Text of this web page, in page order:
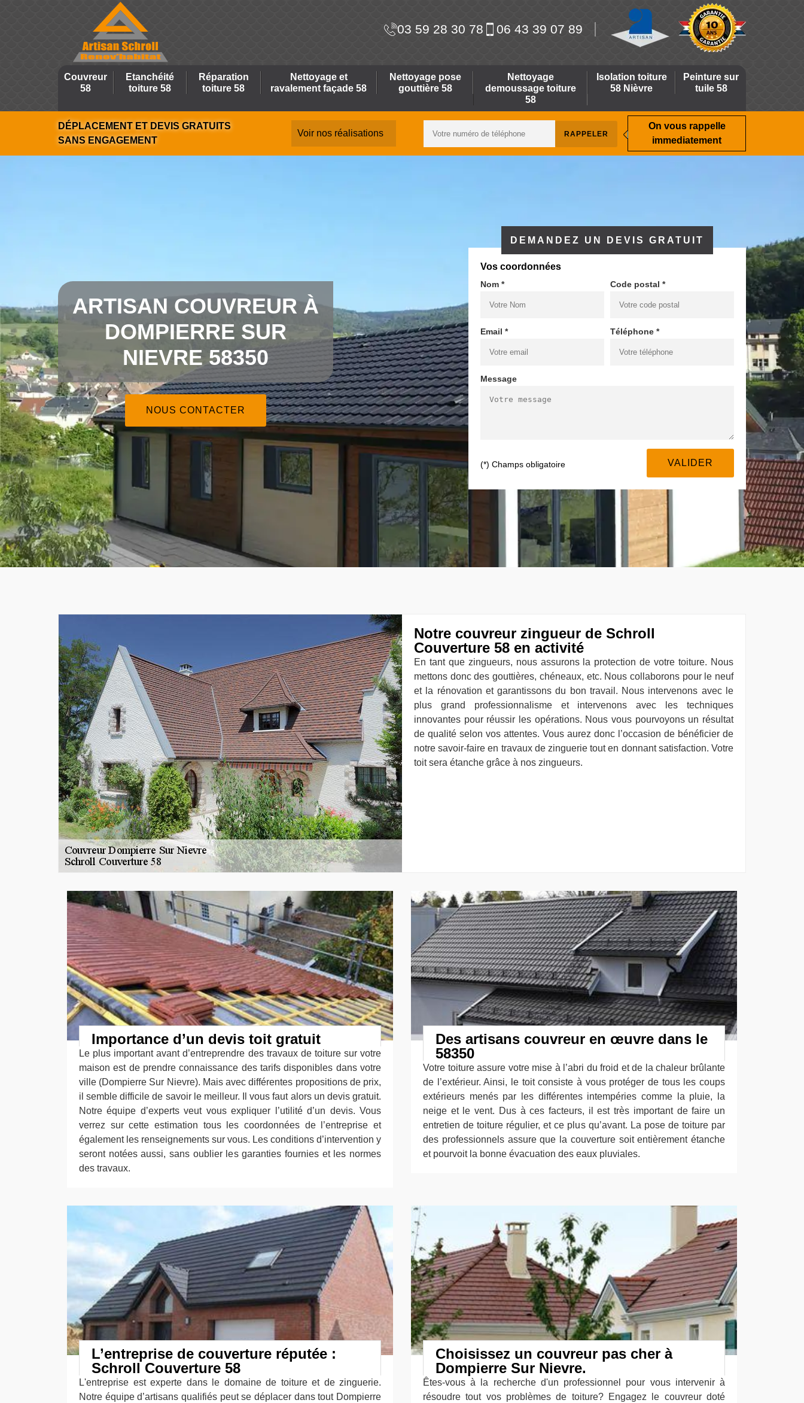
03 59 28 30 78 06 43 39 07 89
Couvreur
58
Etanchéité
toiture 58
Réparation
toiture 58
Nettoyage et
ravalement façade 58
Nettoyage pose
gouttière 58
Nettoyage
demoussage toiture
58
Isolation toiture
58 Nièvre
Peinture sur
tuile 58
DÉPLACEMENT ET DEVIS GRATUITS
SANS ENGAGEMENT
Voir nos réalisations
On vous rappelle
immediatement
ARTISAN COUVREUR À
DOMPIERRE SUR
NIEVRE 58350
NOUS CONTACTER
DEMANDEZ UN DEVIS GRATUIT
Vos coordonnées
Nom * Code postal *
Email * Téléphone *
Message
(*) Champs obligatoire
Notre couvreur zingueur de Schroll
Couverture 58 en activité
En tant que zingueurs, nous assurons la protection de votre toiture. Nous
mettons donc des gouttières, chéneaux, etc. Nous collaborons pour le neuf
et la rénovation et garantissons du bon travail. Nous intervenons avec le
plus grand professionnalisme et intervenons avec les techniques
innovantes pour réussir les opérations. Nous vous pourvoyons un résultat
de qualité selon vos attentes. Vous aurez donc l’occasion de bénéficier de
notre savoir-faire en travaux de zinguerie tout en donnant satisfaction. Votre
toit sera étanche grâce à nos zingueurs.
Importance d’un devis toit gratuit
Le plus important avant d’entreprendre des travaux de toiture sur votre
maison est de prendre connaissance des tarifs disponibles dans votre
ville (Dompierre Sur Nievre). Mais avec différentes propositions de prix,
il semble difficile de savoir le meilleur. Il vous faut alors un devis gratuit.
Notre équipe d’experts veut vous expliquer l’utilité d’un devis. Vous
verrez sur cette estimation tous les coordonnées de l’entreprise et
également les renseignements sur vous. Les conditions d’intervention y
seront notées aussi, sans oublier les garanties fournies et les normes
des travaux.
Des artisans couvreur en œuvre dans le
58350
Votre toiture assure votre mise à l’abri du froid et de la chaleur brûlante
de l’extérieur. Ainsi, le toit consiste à vous protéger de tous les coups
extérieurs menés par les différentes intempéries comme la pluie, la
neige et le vent. Dus à ces facteurs, il est très important de faire un
entretien de toiture régulier, et ce plus qu’avant. La pose de toiture par
des professionnels assure que la couverture soit entièrement étanche
et pourvoit la bonne évacuation des eaux pluviales.
L’entreprise de couverture réputée :
Schroll Couverture 58
L'entreprise est experte dans le domaine de toiture et de zinguerie.
Notre équipe d’artisans qualifiés peut se déplacer dans tout Dompierre
Choisissez un couvreur pas cher à
Dompierre Sur Nievre.
Êtes-vous à la recherche d'un professionnel pour vous intervenir à
résoudre tout vos problèmes de toiture? Engagez le couvreur doté